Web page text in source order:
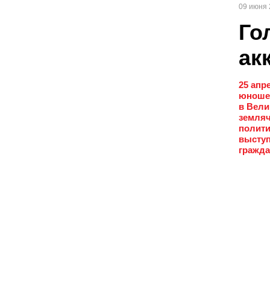
09 июня
25
в